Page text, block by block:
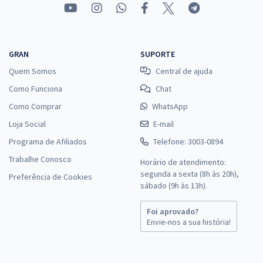
GRAN
Quem Somos
Como Funciona
Como Comprar
Loja Social
Programa de Afiliados
Trabalhe Conosco
Preferência de Cookies
SUPORTE
Central de ajuda
Chat
WhatsApp
E-mail
Telefone: 3003-0894
Horário de atendimento:
segunda a sexta (8h às 20h),
sábado (9h às 13h).
Foi aprovado?
Envie-nos a sua história!